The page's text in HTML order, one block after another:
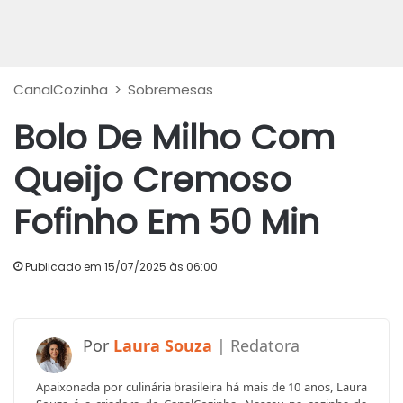
CanalCozinha > Sobremesas
Bolo De Milho Com
Queijo Cremoso
Fofinho Em 50 Min
Publicado em 15/07/2025 às 06:00
Laura Souza
Apaixonada por culinária brasileira há mais de 10 anos, Laura